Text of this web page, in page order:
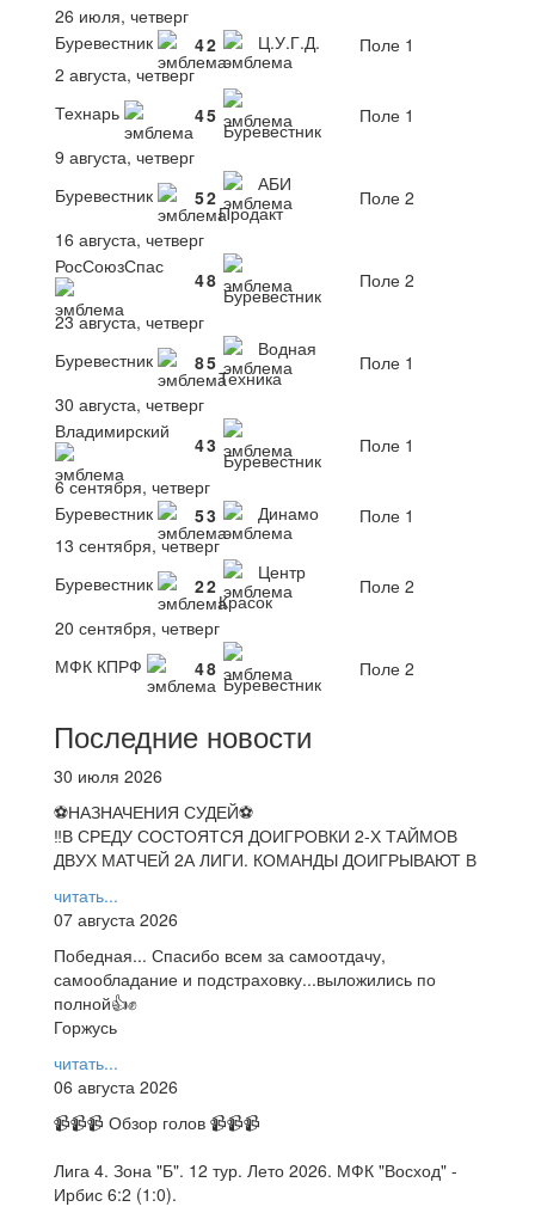
26 июля, четверг
Буревестник
42 Ц.У.Г.Д.
Поле 1
2 августа, четверг
Технарь
45
Буревестник
Поле 1
9 августа, четверг
Буревестник
52
АБИ
Продакт
Поле 2
16 августа, четверг
РосСоюзСпас
48
Буревестник
Поле 2
23 августа, четверг
Буревестник
85
Водная
Техника
Поле 1
30 августа, четверг
Владимирский
43
Буревестник
Поле 1
6 сентября, четверг
Буревестник
53 Динамо
Поле 1
13 сентября, четверг
Буревестник
22
Центр
Красок
Поле 2
20 сентября, четверг
МФК КПРФ
48
Буревестник
Поле 2
Последние новости
30 июля 2026
⚽НАЗНАЧЕНИЯ СУДЕЙ⚽
‼В СРЕДУ СОСТОЯТСЯ ДОИГРОВКИ 2-Х ТАЙМОВ
ДВУХ МАТЧЕЙ 2А ЛИГИ. КОМАНДЫ ДОИГРЫВАЮТ В
читать...
07 августа 2026
Победная... Спасибо всем за самоотдачу,
самообладание и подстраховку...выложились по
полной👍✊
Горжусь
читать...
06 августа 2026
📹📹📹 Обзор голов 📹📹📹
Лига 4. Зона "Б". 12 тур. Лето 2026. МФК "Восход" -
Ирбис 6:2 (1:0).